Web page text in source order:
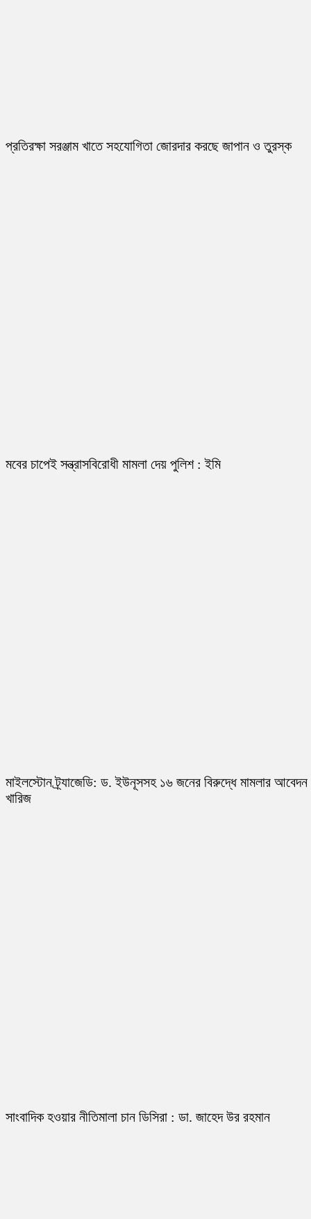
প্রতিরক্ষা সরঞ্জাম খাতে সহযোগিতা জোরদার করছে জাপান ও তুরস্ক
মবের চাপেই সন্ত্রাসবিরোধী মামলা দেয় পুলিশ : ইমি
মাইলস্টোন ট্র্যাজেডি: ড. ইউনূসসহ ১৬ জনের বিরুদ্ধে মামলার আবেদন
খারিজ
সাংবাদিক হওয়ার নীতিমালা চান ডিসিরা : ডা. জাহেদ উর রহমান